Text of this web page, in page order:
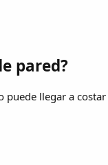
pared?
puede llegar a costar